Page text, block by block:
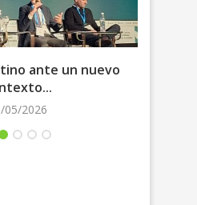
ante un nuevo
05/2026